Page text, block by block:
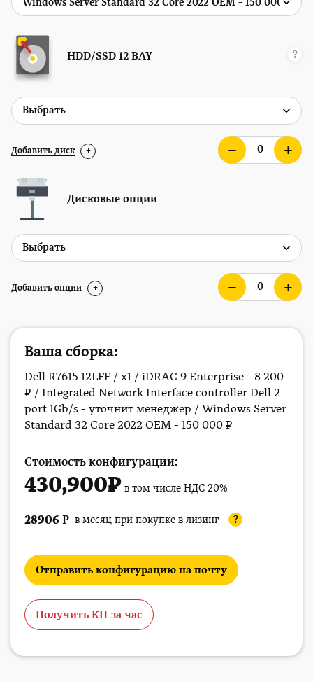
HDD/SSD 12 BAY ?
Добавить диск +
Дисковые опции
Добавить опции +
Ваша сборка:
Dell R7615 12LFF / x1 / iDRAC 9 Enterprise - 8 200
₽ / Integrated Network Interface controller Dell 2
port 1Gb/s - уточнит менеджер / Windows Server
Standard 32 Core 2022 OEM - 150 000 ₽
Стоимость конфигурации:
430,900₽ в том числе НДС 20%
28906 ₽ в месяц при покупке в лизинг ?
Отправить конфигурацию на почту
Получить КП за час